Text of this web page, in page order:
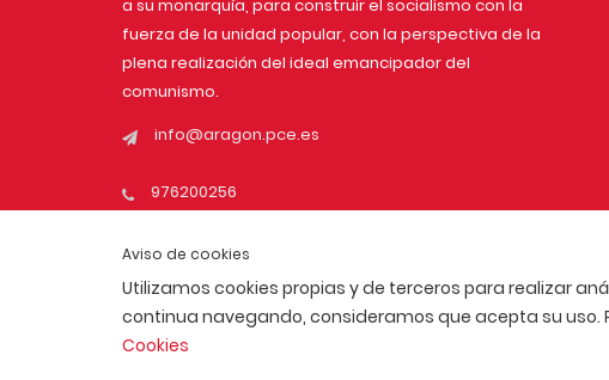
Aviso de cookies
Utilizamos cookies propias y de terceros para realizar
continua navegando, consideramos que acepta su
Cookies
a su monarquía, para construir el socialismo con la
fuerza de la unidad popular, con la perspectiva de la
plena realización del ideal emancipador del
comunismo.
info@aragon.pce.es
976200256